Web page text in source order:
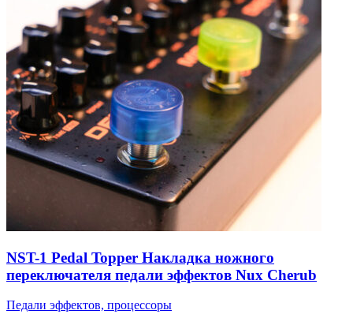
NST-1 Pedal Topper Накладка ножного
переключателя педали эффектов Nux Cherub
Педали эффектов, процессоры